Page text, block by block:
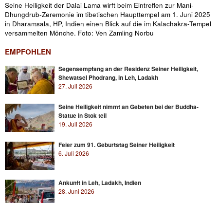
Seine Heiligkeit der Dalai Lama wirft beim Eintreffen zur Mani-
Dhungdrub-Zeremonie im tibetischen Haupttempel am 1. Juni 2025
in Dharamsala, HP, Indien einen Blick auf die im Kalachakra-Tempel
versammelten Mönche. Foto: Ven Zamling Norbu
EMPFOHLEN
Segensempfang an der Residenz Seiner Heiligkeit,
Shewatsel Phodrang, in Leh, Ladakh
27. Juli 2026
Seine Heiligkeit nimmt an Gebeten bei der Buddha-
Statue in Stok teil
19. Juli 2026
Feier zum 91. Geburtstag Seiner Heiligkeit
6. Juli 2026
Ankunft in Leh, Ladakh, Indien
28. Juni 2026